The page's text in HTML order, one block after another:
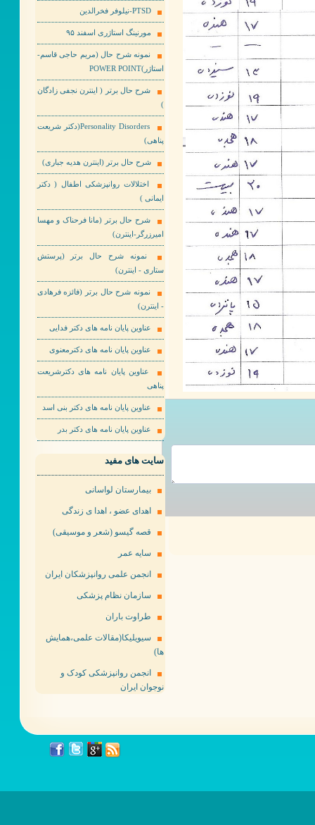
PTSD-نیلوفر فخرالدین
مورنینگ استاژری اسفند ۹۵
نمونه شرح حال (مریم حاجی قاسم-
استاژر)POWER POINT
شرح حال برتر ( اینترن نجفی زادگان
)
Personality Disorders(دکتر شریعت
پناهی)
شرح حال برتر (اینترن هدیه جباری)
اختلالات روانپزشکی اطفال ( دکتر
ایمانی )
شرح حال برتر (مانا فرحناک و مهسا
امیرزرگر-اینترن)
نمونه شرح حال برتر (پرستش
ستاری - اینترن)
نمونه شرح حال برتر (فائزه فرهادی
- اینترن)
عناوین پایان نامه های دکتر فدایی
عناوین پایان نامه های دکترمعنوی
عناوین پایان نامه های دکترشریعت
پناهی
عناوین پایان نامه های دکتر بنی اسد
عناوین پایان نامه های دکتر بدر
سایت های مفید
بیمارستان لواسانی
اهدای عضو ، اهدا ی زندگی
قصه گیسو (شعر و موسیقی)
سایه عمر
انجمن علمی روانپزشکان ایران
سازمان نظام پزشکی
طراوت باران
سیویلیکا(مقالات علمی،همایش
ها)
انجمن روانپزشکی کودک و
نوجوان ایران